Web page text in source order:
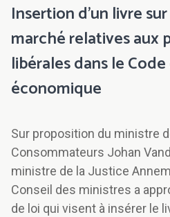
Insertion d'un livre
marché relatives aux
libérales dans le
économique
Sur proposition du ministre
Consommateurs Johan
ministre de la Justice
Conseil des ministres a
de loi qui visent à insérer le